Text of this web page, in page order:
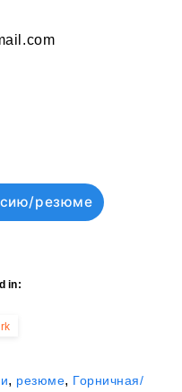
резюме
in:
, резюме, Горничная/